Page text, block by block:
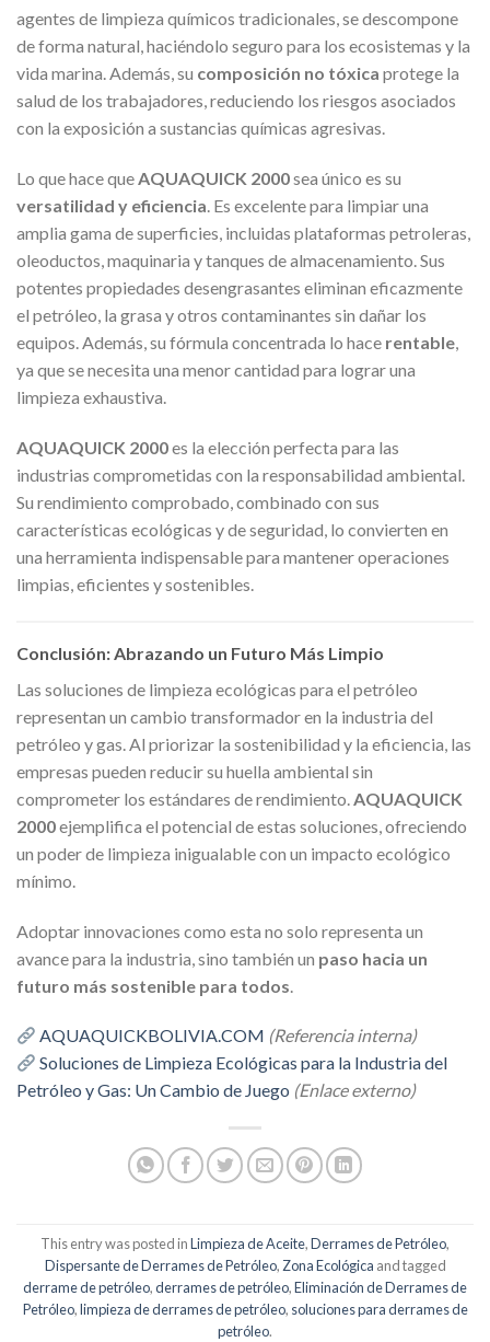
agentes de limpieza químicos tradicionales, se descompone
de forma natural, haciéndolo seguro para los ecosistemas y la
vida marina. Además, su composición no tóxica protege la
salud de los trabajadores, reduciendo los riesgos asociados
con la exposición a sustancias químicas agresivas.
Lo que hace queAQUAQUICK 2000sea único es su
versatilidad y eficiencia. Es excelente para limpiar una
amplia gama de superficies, incluidas plataformas petroleras,
oleoductos, maquinaria y tanques de almacenamiento. Sus
potentes propiedades desengrasantes eliminan eficazmente
el petróleo, la grasa y otros contaminantes sin dañar los
equipos. Además, su fórmula concentrada lo hace rentable,
ya que se necesita una menor cantidad para lograr una
limpieza exhaustiva.
AQUAQUICK 2000es la elección perfecta para las
industrias comprometidas con la responsabilidad ambiental.
Su rendimiento comprobado, combinado con sus
características ecológicas y de seguridad, lo convierten en
una herramienta indispensable para mantener operaciones
limpias, eficientes y sostenibles.
Conclusión: Abrazando un Futuro Más Limpio
Las soluciones de limpieza ecológicas para el petróleo
representan un cambio transformador en la industria del
petróleo y gas. Al priorizar la sostenibilidad y la eficiencia, las
empresas pueden reducir su huella ambiental sin
comprometer los estándares de rendimiento.AQUAQUICK
2000ejemplifica el potencial de estas soluciones, ofreciendo
un poder de limpieza inigualable con un impacto ecológico
mínimo.
Adoptar innovaciones como esta no solo representa un
avance para la industria, sino también un paso hacia un
futuro más sostenible para todos
AQUAQUICKBOLIVIA.COM (Referencia interna)
Soluciones de Limpieza Ecológicas para la Industria del
Petróleo y Gas: Un Cambio de Juego (Enlace externo)
This entry was posted inLimpieza de Aceite,Derrames de Petróleo,
Dispersante de Derrames de Petróleo, Zona Ecológica and tagged
derrame de petróleo,derrames de petróleo,Eliminación de Derrames de
Petróleo,limpieza de derrames de petróleo, soluciones para derrames de
petróleo.